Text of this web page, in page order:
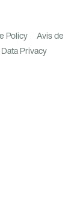
Policy
Avis de
Privacy